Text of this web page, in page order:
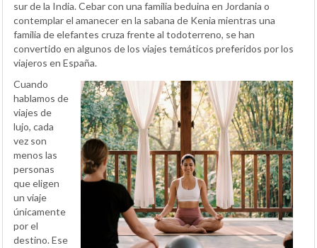
sur de la India. Cebar con una familia beduina en Jordania o
contemplar el amanecer en la sabana de Kenia mientras una
familia de elefantes cruza frente al todoterreno, se han
convertido en algunos de los viajes temáticos preferidos por los
viajeros en España.
Cuando
hablamos de
viajes de
lujo, cada
vez son
menos las
personas
que eligen
un viaje
únicamente
por el
destino. Ese